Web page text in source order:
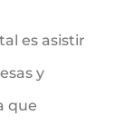
es asistir
y
que